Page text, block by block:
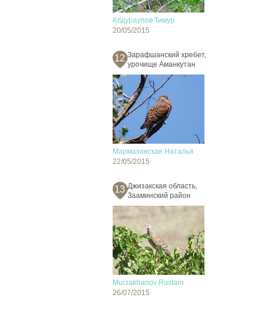
Абдураупов Тимур
20/05/2015
12 Зарафшанский хребет,
урочище Аманкутан
Мармазинская Наталья
22/05/2015
13 Джизакская область,
Зааминский район
Murzakhanov Rustam
26/07/2015